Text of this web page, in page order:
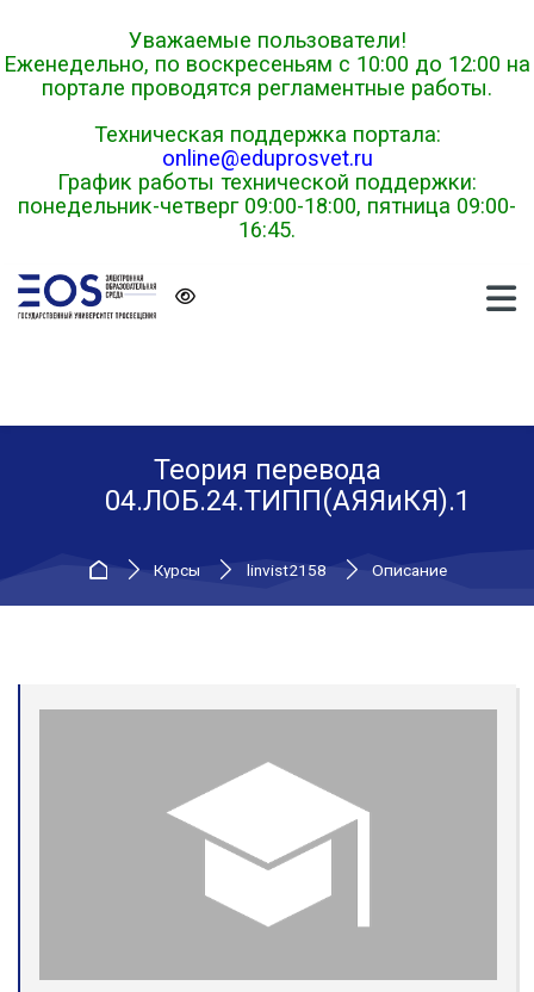
Уважаемые пользователи!
Еженедельно, по воскресеньям с 10:00 до 12:00 на
портале проводятся регламентные работы.
Техническая поддержка портала:
online@eduprosvet.ru
График работы технической поддержки:
понедельник-четверг 09:00-18:00, пятница 09:00-
16:45.
Теория перевода
04.ЛОБ.24.ТИПП(АЯЯиКЯ).1
В начало
Курсы linvist2158 Описание